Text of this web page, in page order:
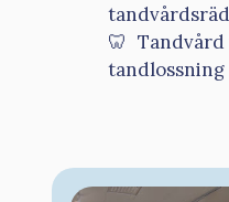
tandlossning